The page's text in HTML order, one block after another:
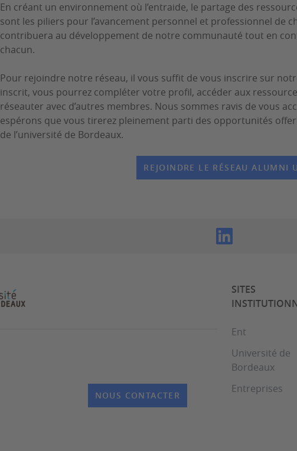
En créant un environnement où l’entraide, le partage des
sont les piliers pour l’avancement personnel et professionnel de
contribuera au développement de notre communauté tout en
chacun.
Pour rejoindre notre réseau, il vous suffit de vous inscrire sur
inscrit, vous pourrez compléter votre profil, accéder aux
réseauter avec d’autres membres. Nous sommes ravis de vous
espérons que vous tirerez pleinement parti des opportunités
de l’université de Bordeaux.
REJOINDRE LE RÉSEAU ALUMNI
NOUS CONTACTER
SITES
Ent
Université de
Bordeaux
Entreprises